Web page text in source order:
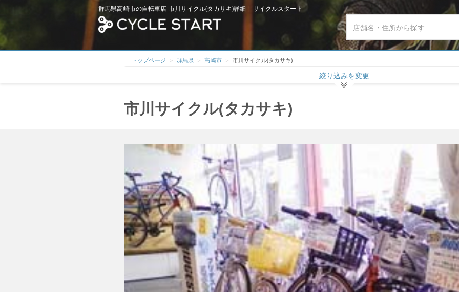
群馬県高崎市の自転車店 市川サイクル(タカサキ)詳細 | サイクルスタート
トップページ 群馬県 高崎市 市川サイクル(タカサキ)
絞り込みを変更
市川サイクル(タカサキ)